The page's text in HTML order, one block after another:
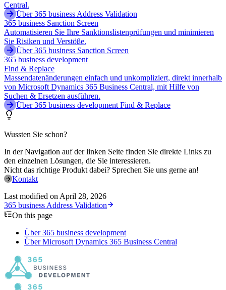
Central.
Über 365 business Address Validation
365 business Sanction Screen
Automatisieren Sie Ihre Sanktionslistenprüfungen und minimieren
Sie Risiken und Verstöße.
Über 365 business Sanction Screen
365 business development
Find & Replace
Massendatenänderungen einfach und unkompliziert, direkt innerhalb
von Microsoft Dynamics 365 Business Central, mit Hilfe von
Suchen & Ersetzen ausführen.
Über 365 business development Find & Replace
Wussten Sie schon?
In der Navigation auf der linken Seite finden Sie direkte Links zu
den einzelnen Lösungen, die Sie interessieren.
Nicht das richtige Produkt dabei? Sprechen Sie uns gerne an!
Kontakt
Last modified on April 28, 2026
365 business Address Validation
On this page
Über 365 business development
Über Microsoft Dynamics 365 Business Central